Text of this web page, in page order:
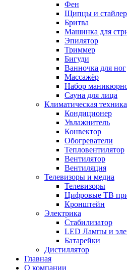
Фен
Щипцы и
Бритва
Машинка для
Эпилятор
Триммер
Бигуди
Ванночка для ног
Массажёр
Набор
Сауна для лица
Климатическая техника
Кондиционер
Увлажнитель
Конвектор
Обогреватели
Тепловентилятор
Вентилятор
Вентиляция
Телевизоры и медиа
Телевизоры
Цифровые ТВ
Кронштейн
Электрика
Стабилизатор
LED Лампы и
Батарейки
Дистиллятор
Главная
О компании